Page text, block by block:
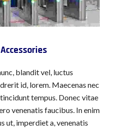
blandit vel, luctus
id, lorem. Maecenas nec
tempus. Donec vitae
venenatis faucibus. In enim
ut, imperdiet a, venenatis